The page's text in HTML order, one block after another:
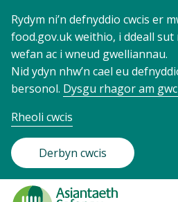
Rydym ni’n defnyddio cwcis er
food.gov.uk weithio, i ddeall sut
wefan ac i wneud gwelliannau.
Nid ydyn nhw’n cael eu
bersonol. Dysgu rhagor am
Rheoli cwcis
Derbyn cwcis
Food